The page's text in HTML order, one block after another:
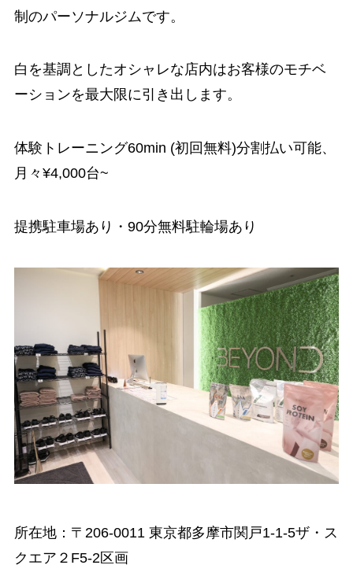
制のパーソナルジムです。
白を基調としたオシャレな店内はお客様のモチベ
ーションを最大限に引き出します。
体験トレーニング60min (初回無料)分割払い可能、
月々¥4,000台~
提携駐車場あり・90分無料駐輪場あり
所在地：〒206-0011 東京都多摩市関戸1-1-5ザ・ス
クエア２F5-2区画